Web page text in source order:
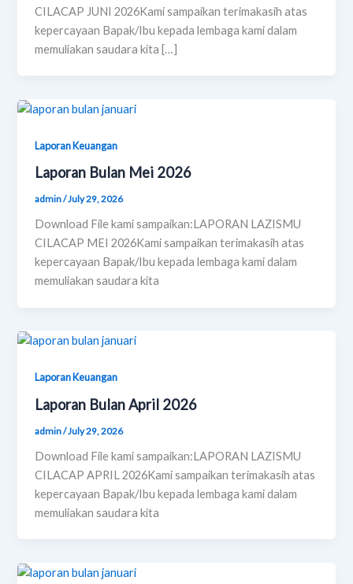
CILACAP JUNI 2026Kami sampaikan terimakasih atas
kepercayaan Bapak/Ibu kepada lembaga kami dalam
memuliakan saudara kita […]
Laporan Keuangan
Laporan Bulan Mei 2026
admin/July 29, 2026
Download File kami sampaikan:LAPORAN LAZISMU
CILACAP MEI 2026Kami sampaikan terimakasih atas
kepercayaan Bapak/Ibu kepada lembaga kami dalam
memuliakan saudara kita
Laporan Keuangan
Laporan Bulan April 2026
admin/July 29, 2026
Download File kami sampaikan:LAPORAN LAZISMU
CILACAP APRIL 2026Kami sampaikan terimakasih atas
kepercayaan Bapak/Ibu kepada lembaga kami dalam
memuliakan saudara kita